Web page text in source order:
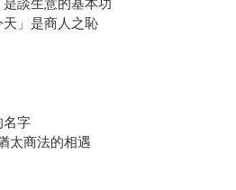
」是商人之恥
字
太商法的相遇